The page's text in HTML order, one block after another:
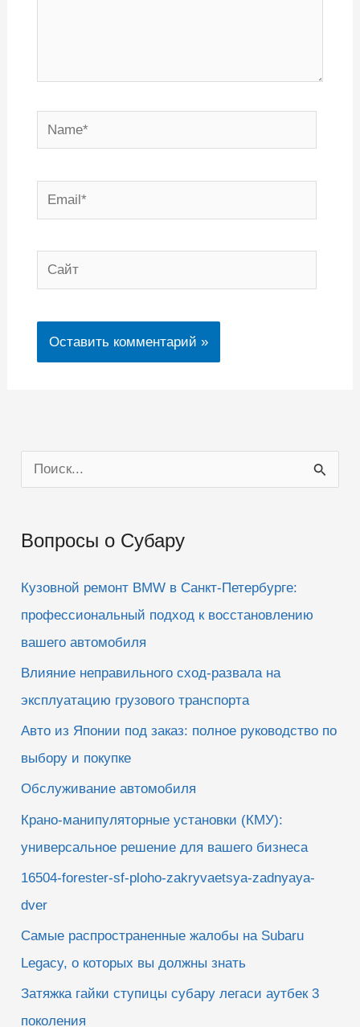
Name*
Email*
Сайт
о
с
Вопросы о Субару
Кузовной ремонт BMW в Санкт-Петербурге:
профессиональный подход к восстановлению
вашего автомобиля
Влияние неправильного сход-развала на
эксплуатацию грузового транспорта
Авто из Японии под заказ: полное руководство по
выбору и покупке
Обслуживание автомобиля
Крано-манипуляторные установки (КМУ):
универсальное решение для вашего бизнеса
16504-forester-sf-ploho-zakryvaetsya-zadnyaya-
dver
Самые распространенные жалобы на Subaru
Legacy, о которых вы должны знать
Затяжка гайки ступицы субару легаси аутбек 3
поколения